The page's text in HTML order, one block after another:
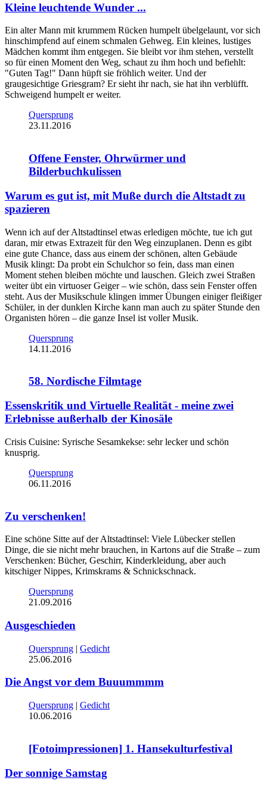
Kleine leuchtende Wunder ...
Ein alter Mann mit krummem Rücken humpelt übelgelaunt, vor sich
hinschimpfend auf einem schmalen Gehweg. Ein kleines, lustiges
Mädchen kommt ihm entgegen. Sie bleibt vor ihm stehen, verstellt
so für einen Moment den Weg, schaut zu ihm hoch und befiehlt:
"Guten Tag!" Dann hüpft sie fröhlich weiter. Und der
graugesichtige Griesgram? Er sieht ihr nach, sie hat ihn verblüfft.
Schweigend humpelt er weiter.
Quersprung
23.11.2016
Offene Fenster, Ohrwürmer und
Bilderbuchkulissen
Warum es gut ist, mit Muße durch die Altstadt zu
spazieren
Wenn ich auf der Altstadtinsel etwas erledigen möchte, tue ich gut
daran, mir etwas Extrazeit für den Weg einzuplanen. Denn es gibt
eine gute Chance, dass aus einem der schönen, alten Gebäude
Musik klingt: Da probt ein Schulchor so fein, dass man einen
Moment stehen bleiben möchte und lauschen. Gleich zwei Straßen
weiter übt ein virtuoser Geiger – wie schön, dass sein Fenster offen
steht. Aus der Musikschule klingen immer Übungen einiger fleißiger
Schüler, in der dunklen Kirche kann man auch zu später Stunde den
Organisten hören – die ganze Insel ist voller Musik.
Quersprung
14.11.2016
58. Nordische Filmtage
Essenskritik und Virtuelle Realität - meine zwei
Erlebnisse außerhalb der Kinosäle
Crisis Cuisine: Syrische Sesamkekse: sehr lecker und schön
knusprig.
Quersprung
06.11.2016
Zu verschenken!
Eine schöne Sitte auf der Altstadtinsel: Viele Lübecker stellen
Dinge, die sie nicht mehr brauchen, in Kartons auf die Straße – zum
Verschenken: Bücher, Geschirr, Kinderkleidung, aber auch
kitschiger Nippes, Krimskrams & Schnickschnack.
Quersprung
21.09.2016
Ausgeschieden
Quersprung | Gedicht
25.06.2016
Die Angst vor dem Buuummmm
Quersprung | Gedicht
10.06.2016
[Fotoimpressionen] 1. Hansekulturfestival
Der sonnige Samstag